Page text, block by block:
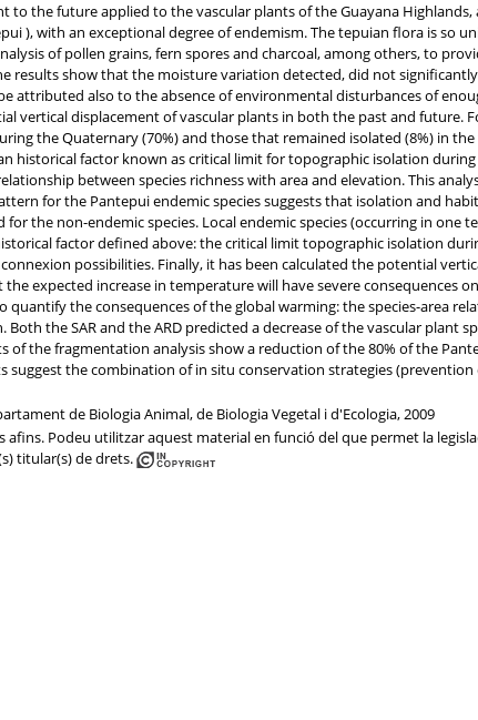
to the future applied to the vascular plants of the Guayana
), with an exceptional degree of endemism. The tepuian flora is so
of pollen grains, fern spores and charcoal, among others, to
results show that the moisture variation detected, did not
attributed also to the absence of environmental disturbances of
vertical displacement of vascular plants in both the past and future.
the Quaternary (70%) and those that remained isolated (8%) in
factor known as critical limit for topographic isolation
between species richness with area and elevation. This
for the Pantepui endemic species suggests that isolation and
the non-endemic species. Local endemic species (occurring in one
factor defined above: the critical limit topographic isolation
possibilities. Finally, it has been calculated the potential
expected increase in temperature will have severe consequences
the consequences of the global warming: the species-area
the SAR and the ARD predicted a decrease of the vascular plant
of the fragmentation analysis show a reduction of the 80% of the
suggest the combination of in situ conservation strategies
de Biologia Animal, de Biologia Vegetal i d'Ecologia, 2009
Podeu utilitzar aquest material en funció del que permet la
titular(s) de drets.